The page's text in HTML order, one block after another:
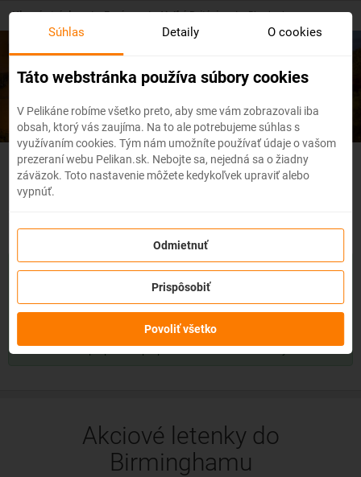
Skip
content
Hlavná stránka / Európa / Veľká Británia / Birmingham
Lacné letenkyBirmingham
Veľká Británia - Flexibilné
So službouzmena z akéhokoľvek dôvodumôžete zmeniť
dátum, destináciu
letenky do 3 dní pred odletombez udania dôvodu!Po
kredit vo výške až 80% ceny z rezervácie.
môžete zakúpiť priamo pri procese rezervácie letenky.
Akciové letenky do
Birminghamu
Súhlas Detaily O cookies
Táto webstránka používa súbory cookies
V Pelikáne robíme všetko preto, aby sme vám zobrazovali iba
obsah, ktorý vás zaujíma. Na to ale potrebujeme súhlas s
využívaním cookies. Tým nám umožníte používať údaje o vašom
prezeraní webu Pelikan.sk. Nebojte sa, nejedná sa o žiadny
záväzok. Toto nastavenie môžete kedykoľvek upraviť alebo
vypnúť.
Odmietnuť
Prispôsobiť
Povoliť všetko